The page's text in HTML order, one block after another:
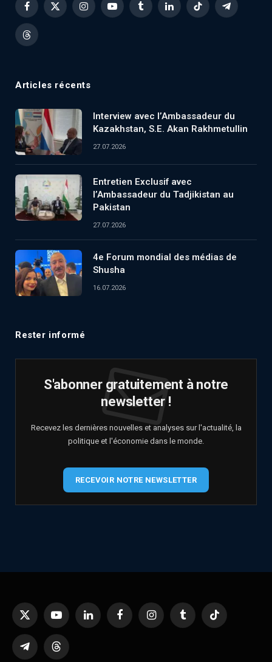
Facebook
X
InstagramYouTubeTumblrLinkedInTikTok Telegram
Threads
Articles récents
Interview avec l’Ambassadeur du
Kazakhstan, S.E. Akan Rakhmetullin
27.07.2026
Entretien Exclusif avec
l’Ambassadeur du Tadjikistan au
Pakistan
27.07.2026
4e Forum mondial des médias de
Shusha
16.07.2026
Rester informé
S'abonner gratuitement à notre
newsletter !
Recevez les dernières nouvelles et analyses sur l'actualité, la
politique et l'économie dans le monde.
RECEVOIR NOTRE NEWSLETTER
X
YouTubeLinkedIn FacebookInstagramTumblr TikTok
TelegramThreads